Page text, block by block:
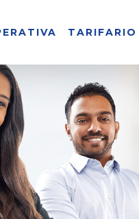
TARIFARIO